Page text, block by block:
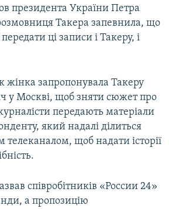
президента України Петра
Такера запевнила, що
ці записи і Такеру, і
жінка запропонувала Такеру
у Москві, щоб зняти сюжет про
передають матеріали
який надалі ділиться
щоб надати історії
співробітників «России 24»
а пропозицію